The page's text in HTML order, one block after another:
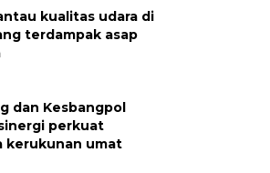
kualitas udara di
terdampak asap
dan Kesbangpol
perkuat
kerukunan umat